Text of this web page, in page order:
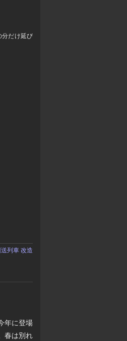
分だけ延び
送列車 改造
年に登場
春は別れ